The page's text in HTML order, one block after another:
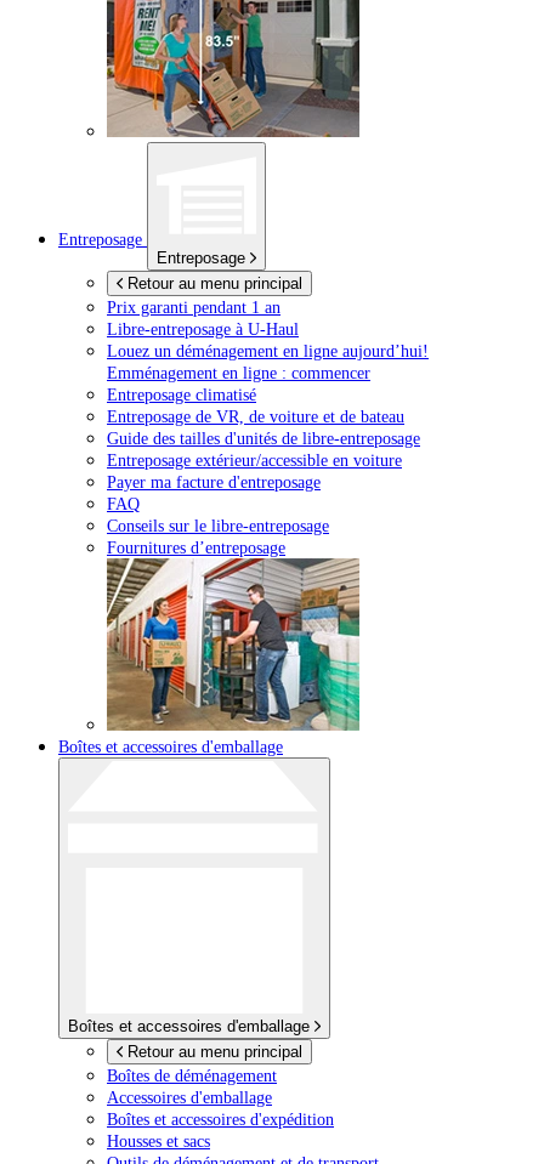
Entreposage
Entreposage
Retour au menu principal
Prix garanti pendant 1 an
Libre-entreposage à U-Haul
Louez un déménagement en ligne aujourd’hui!
Emménagement en ligne : commencer
Entreposage climatisé
Entreposage de VR, de voiture et de bateau
Guide des tailles d'unités de libre-entreposage
Entreposage extérieur/accessible en voiture
Payer ma facture d'entreposage
FAQ
Conseils sur le libre-entreposage
Fournitures d’entreposage
Boîtes et accessoires d'emballage
Boîtes et accessoires d'emballage
Retour au menu principal
Boîtes de déménagement
Accessoires d'emballage
Boîtes et accessoires d'expédition
Housses et sacs